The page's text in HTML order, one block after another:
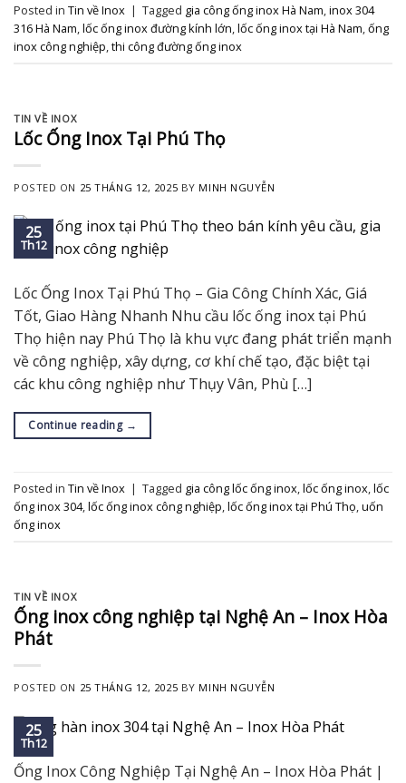
Posted in Tin về Inox | Tagged gia công ống inox Hà Nam,inox 304
316 Hà Nam,lốc ống inox đường kính lớn,lốc ống inox tại Hà Nam,ống
inox công nghiệp,thi công đường ống inox
TIN VỀ INOX
Lốc Ống Inox Tại Phú Thọ
POSTED ON 25 THÁNG 12, 2025 BY MINH NGUYỄN
25
Th12
Lốc Ống Inox Tại Phú Thọ – Gia Công Chính Xác, Giá
Tốt, Giao Hàng Nhanh Nhu cầu lốc ống inox tại Phú
Thọ hiện nay Phú Thọ là khu vực đang phát triển mạnh
về công nghiệp, xây dựng, cơ khí chế tạo, đặc biệt tại
các khu công nghiệp như Thụy Vân, Phù […]
Continue reading →
Posted in Tin về Inox | Tagged gia công lốc ống inox,lốc ống inox,lốc
ống inox 304,lốc ống inox công nghiệp,lốc ống inox tại Phú Thọ,uốn
ống inox
TIN VỀ INOX
Ống inox công nghiệp tại Nghệ An – Inox Hòa
Phát
POSTED ON 25 THÁNG 12, 2025 BY MINH NGUYỄN
25
Th12
Ống Inox Công Nghiệp Tại Nghệ An – Inox Hòa Phát |